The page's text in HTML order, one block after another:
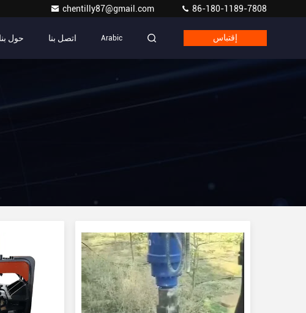
chentilly87@gmail.com 86-180-1189-7808
حول بنا اتصل بنا Arabic إقتباس